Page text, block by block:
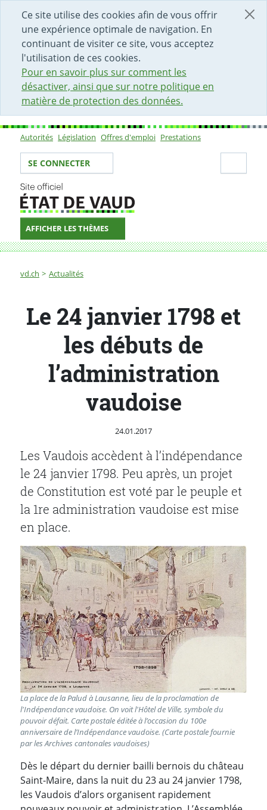
Ce site utilise des cookies afin de vous offrir
une expérience optimale de navigation. En
continuant de visiter ce site, vous acceptez
l'utilisation de ces cookies.
Pour en savoir plus sur comment les
désactiver, ainsi que sur notre politique en
matière de protection des données.
DÉBUT DU CONTENU DE LA PAGE
ACCÈS AU CHAMP DE RECHERCHE
PAGE D'ACCUEIL
FORMULAIRE DE CONTACT
Sous-navigation
Autorités Législation Offres d'emploi Prestations
Votre identité
SE CONNECTER
AFFICHER LES THÈMES
Fil d'Ariane
vd.ch Actualités
Le 24 janvier 1798 et les débuts de l’administration
Le 24 janvier 1798 et
les débuts de
l’administration
vaudoise
Publié le
24.01.2017
Les Vaudois accèdent à l’indépendance
le 24 janvier 1798. Peu après, un projet
de Constitution est voté par le peuple et
la 1re administration vaudoise est mise
en place.
La place de la Palud à Lausanne, lieu de la proclamation de
l'Indépendance vaudoise. On voit l'Hôtel de Ville, symbole du
pouvoir défait. Carte postale éditée à l’occasion du 100e
anniversaire de l’Indépendance vaudoise. (Carte postale fournie
par les Archives cantonales vaudoises)
Dès le départ du dernier bailli bernois du château
Saint-Maire, dans la nuit du 23 au 24 janvier 1798,
les Vaudois d’alors organisent rapidement